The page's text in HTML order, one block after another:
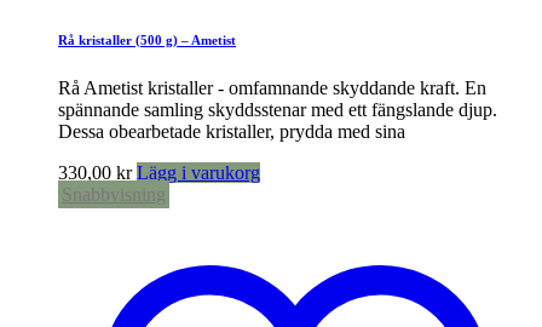
Rå kristaller (500 g) – Ametist
Rå Ametist kristaller - omfamnande skyddande kraft. En
spännande samling skyddsstenar med ett fängslande djup.
Dessa obearbetade kristaller, prydda med sina
330,00 kr Lägg i varukorg
Snabbvisning